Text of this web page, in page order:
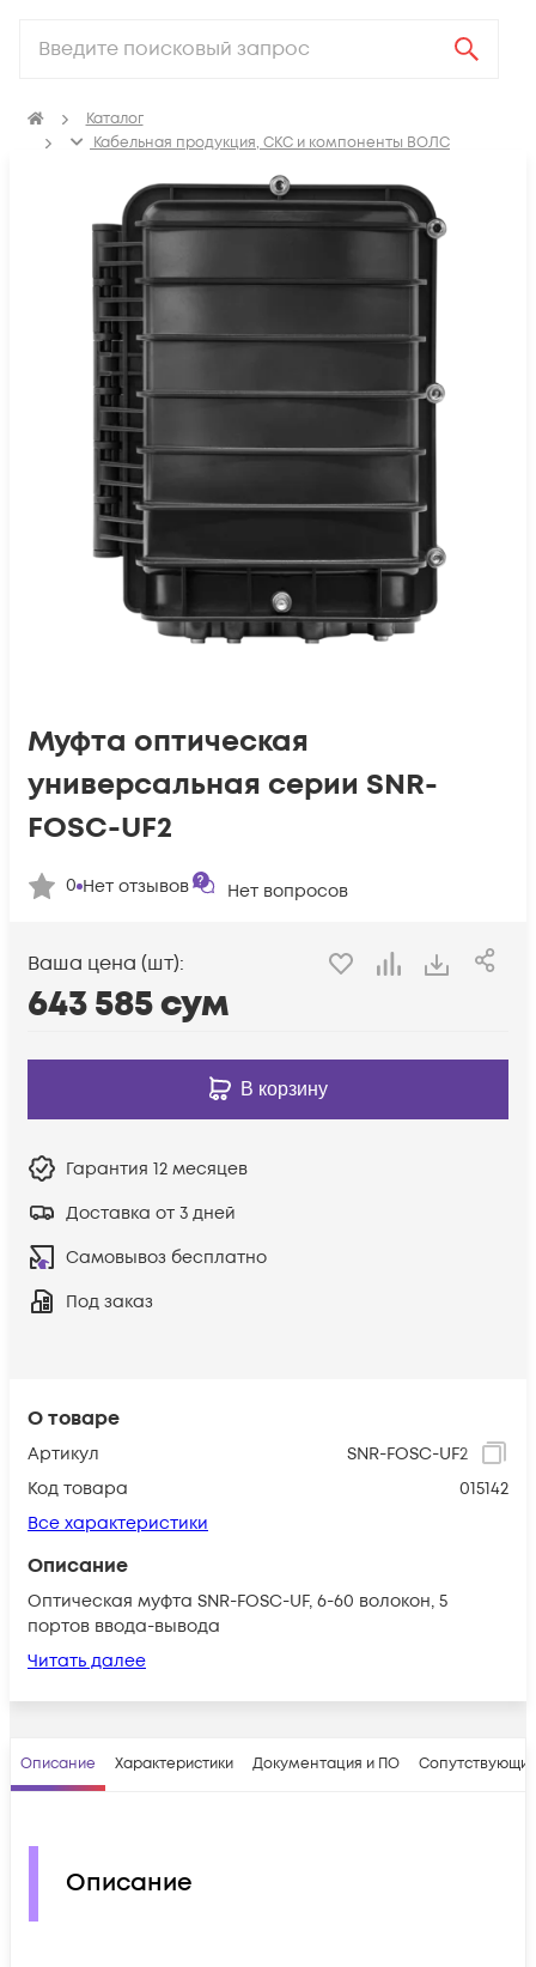
Каталог
Кабельная продукция, СКС и компоненты ВОЛС
Муфты оптические
Муфты оптические механическая герметизация
О товаре
Артикул
SNR-FOSC-UF2
Код товара
015142
Все характеристики
Описание
Оптическая муфта SNR-FOSC-UF, 6-60 волокон, 5
портов ввода-вывода
Читать далее
Муфта оптическая
универсальная серии SNR-
FOSC-UF2
0 Нет отзывов Нет вопросов
Ваша цена (шт):
643 585сум
В корзину
Гарантия 12 месяцев
Доставка от 3 дней
Самовывоз бесплатно
Под заказ
Описание Характеристики Документация и ПО
Описание